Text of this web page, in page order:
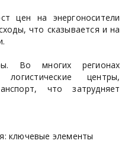
цен на энергоносители
что сказывается и на
Во многих регионах
центры,
что затрудняет
ключевые элементы